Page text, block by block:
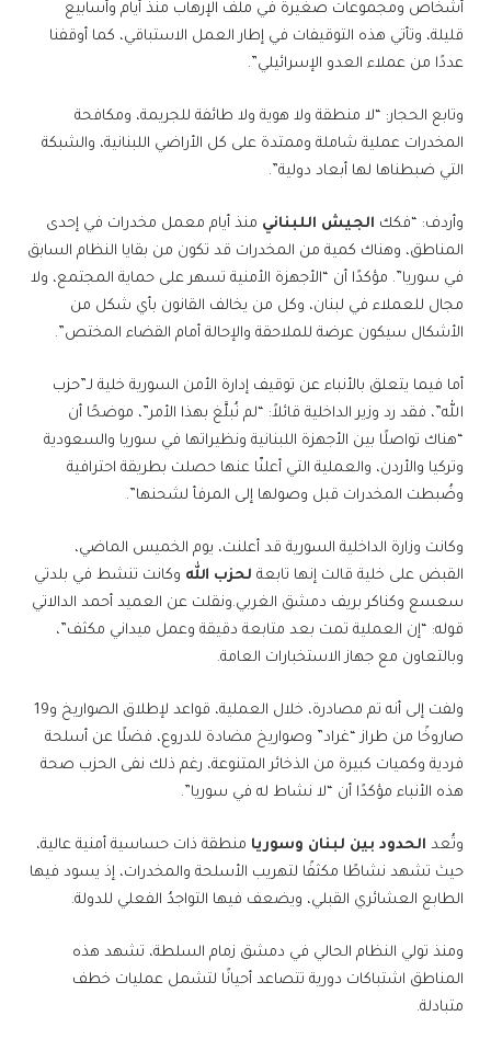
أشخاص ومجموعات صغيرة في ملف الإرهاب منذ أيام وأسابيع
قليلة، وتأتي هذه التوقيفات في إطار العمل الاستباقي، كما أوقفنا
عددًا من عملاء العدو الإسرائيلي”.
وتابع الحجار: “لا منطقة ولا هوية ولا طائفة للجريمة، ومكافحة
المخدرات عملية شاملة وممتدة على كل الأراضي اللبنانية، والشبكة
التي ضبطناها لها أبعاد دولية”.
وأردف: “فكك الجيش اللبناني منذ أيام معمل مخدرات في إحدى
المناطق، وهناك كمية من المخدرات قد تكون من بقايا النظام السابق
في سوريا”. مؤكدًا أن “الأجهزة الأمنية تسهر على حماية المجتمع، ولا
مجال للعملاء في لبنان، وكل من يخالف القانون بأي شكل من
الأشكال سيكون عرضة للملاحقة والإحالة أمام القضاء المختص”.
أما فيما يتعلق بالأنباء عن توقيف إدارة الأمن السورية خلية لـ”حزب
الله”، فقد رد وزير الداخلية قائلاً: “لم نُبلَّغ بهذا الأمر”، موضحًا أن
“هناك تواصلًا بين الأجهزة اللبنانية ونظيراتها في سوريا والسعودية
وتركيا والأردن، والعملية التي أعلنّا عنها حصلت بطريقة احترافية
وضُبطت المخدرات قبل وصولها إلى المرفأ لشحنها”.
وكانت وزارة الداخلية السورية قد أعلنت، يوم الخميس الماضي،
القبض على خلية قالت إنها تابعة لحزب الله وكانت تنشط في بلدتي
سعسع وكناكر بريف دمشق الغربي.ونقلت عن العميد أحمد الدالاتي
قوله: “إن العملية تمت بعد متابعة دقيقة وعمل ميداني مكثف”،
وبالتعاون مع جهاز الاستخبارات العامة.
ولفت إلى أنه تم مصادرة، خلال العملية، قواعد لإطلاق الصواريخ و19
صاروخًا من طراز “غراد” وصواريخ مضادة للدروع، فضلًا عن أسلحة
فردية وكميات كبيرة من الذخائر المتنوعة، رغم ذلك نفى الحزب صحة
هذه الأنباء مؤكدًا أن “لا نشاط له في سوريا”.
وتُعد الحدود بين لبنان وسوريا منطقة ذات حساسية أمنية عالية،
حيث تشهد نشاطًا مكثفًا لتهريب الأسلحة والمخدرات، إذ يسود فيها
الطابع العشائري القبلي، ويضعف فيها التواجدُ الفعلي للدولة.
ومنذ تولي النظام الحالي في دمشق زمام السلطة، تشهد هذه
المناطق اشتباكات دورية تتصاعد أحيانًا لتشمل عمليات خطف
متبادلة.